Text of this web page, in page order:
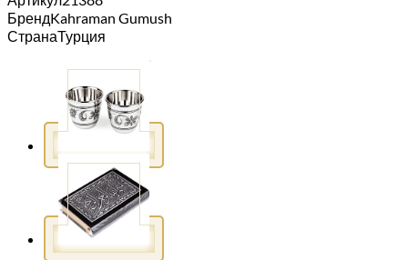
БрендKahraman Gumush
СтранаТурция